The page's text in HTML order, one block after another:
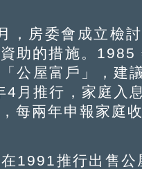
委會成立檢討
助的措施。
公屋富戶」，建
月推行，家庭入
每兩年申報家庭
推行出售公